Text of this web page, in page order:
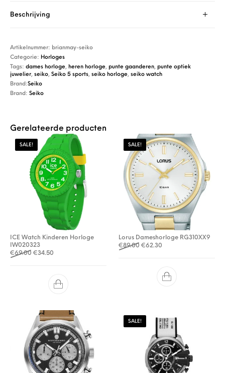
Beschrijving
Artikelnummer: brianmay-seiko
Categorie: Horloges
Tags:dames horloge, heren horloge, punte gaanderen, punte optiek
juwelier,seiko,Seiko 5 sports,seiko horloge,seiko watch
Brand:Seiko
Brand:Seiko
Gerelateerde producten
SALE!
ICE Watch Kinderen Horloge
IW020323
€69.00 Oorspronkelijke prijs was: €69.00.
€34.50
SALE!
Lorus Dameshorloge RG310XX9
€89.00 Oorspronkelijke prijs was:
€62.30
SALE!